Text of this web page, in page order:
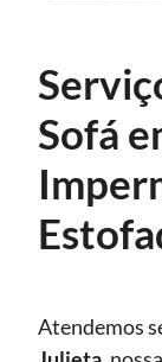
Sofá
Atendemos